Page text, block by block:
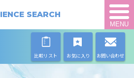
SEARCH
MENU
比較リスト お気に入り お問い合わせ